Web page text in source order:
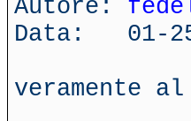
Autore:
Data: 01-
veramente